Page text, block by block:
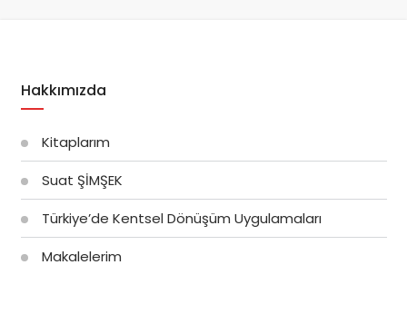
Hakkımızda
Kitaplarım
Suat ŞİMŞEK
Türkiye’de Kentsel Dönüşüm Uygulamaları
Makalelerim